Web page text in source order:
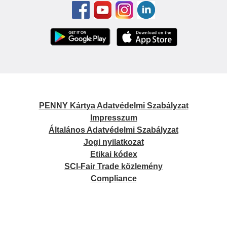
PENNY Kártya Adatvédelmi Szabályzat
Impresszum
Általános Adatvédelmi Szabályzat
Jogi nyilatkozat
Etikai kódex
SCI-Fair Trade közlemény
Compliance